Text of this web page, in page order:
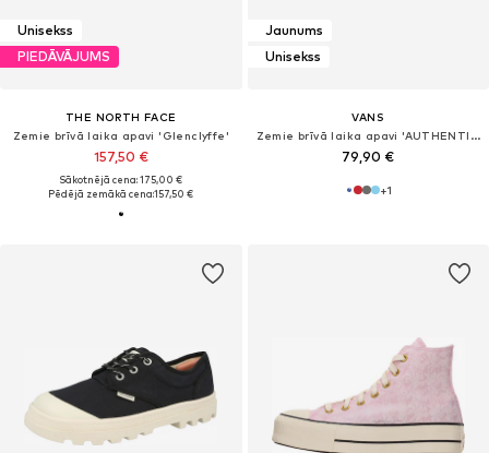
Unisekss
PIEDĀVĀJUMS
THE NORTH FACE
Zemie brīvā laika apavi 'Glenclyffe'
157,50 €
Sākotnējā cena: 175,00 €
Pēdējā zemākā cena:157,50 €
Jaunums
Unisekss
VANS
Zemie brīvā laika apavi 'AUTHENTIC'
79,90 €
+1